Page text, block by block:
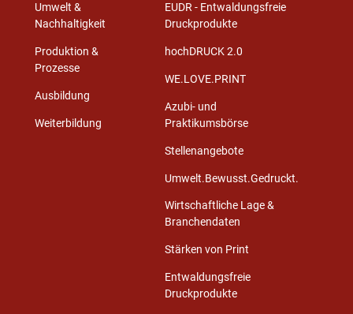
Umwelt &
Nachhaltigkeit
Produktion &
Prozesse
Ausbildung
Weiterbildung
EUDR - Entwaldungsfreie
Druckprodukte
hochDRUCK 2.0
WE.LOVE.PRINT
Azubi- und
Praktikumsbörse
Stellenangebote
Umwelt.Bewusst.Gedruckt.
Wirtschaftliche Lage &
Branchendaten
Stärken von Print
Entwaldungsfreie
Druckprodukte